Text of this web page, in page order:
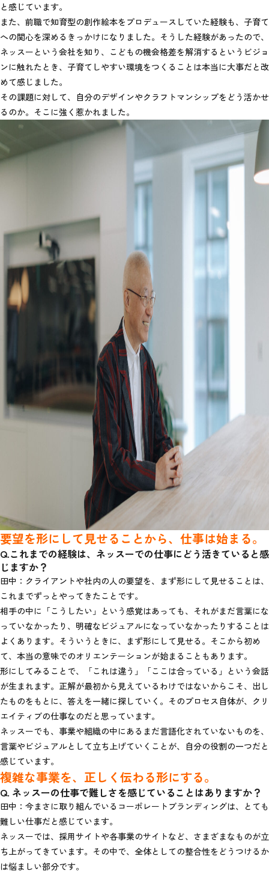
と感じています。
また、前職で知育型の創作絵本をプロデュースしていた経験も、子育て
への関心を深めるきっかけになりました。そうした経験があったので、
ネッスーという会社を知り、こどもの機会格差を解消するというビジョ
ンに触れたとき、子育てしやすい環境をつくることは本当に大事だと改
めて感じました。
その課題に対して、自分のデザインやクラフトマンシップをどう活かせ
るのか。そこに強く惹かれました。
要望を形にして見せることから、仕事は始まる。
Q.これまでの経験は、ネッスーでの仕事にどう活きていると感
じますか？
田中：クライアントや社内の人の要望を、まず形にして見せることは、
これまでずっとやってきたことです。
相手の中に「こうしたい」という感覚はあっても、それがまだ言葉にな
っていなかったり、明確なビジュアルになっていなかったりすることは
よくあります。そういうときに、まず形にして見せる。そこから初め
て、本当の意味でのオリエンテーションが始まることもあります。
形にしてみることで、「これは違う」「ここは合っている」という会話
が生まれます。正解が最初から見えているわけではないからこそ、出し
たものをもとに、答えを一緒に探していく。そのプロセス自体が、クリ
エイティブの仕事なのだと思っています。
ネッスーでも、事業や組織の中にあるまだ言語化されていないものを、
言葉やビジュアルとして立ち上げていくことが、自分の役割の一つだと
感じています。
複雑な事業を、正しく伝わる形にする。
Q. ネッスーの仕事で難しさを感じていることはありますか？
田中：今まさに取り組んでいるコーポレートブランディングは、とても
難しい仕事だと感じています。
ネッスーでは、採用サイトや各事業のサイトなど、さまざまなものが立
ち上がってきています。その中で、全体としての整合性をどうつけるか
は悩ましい部分です。